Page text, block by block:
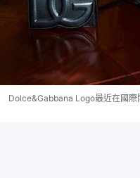
Dolce&Gabbana Logo最近在國際